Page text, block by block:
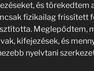
és törekedtem
fizikailag frissített
Meglepődtem,
kifejezések, és
nyelvtani